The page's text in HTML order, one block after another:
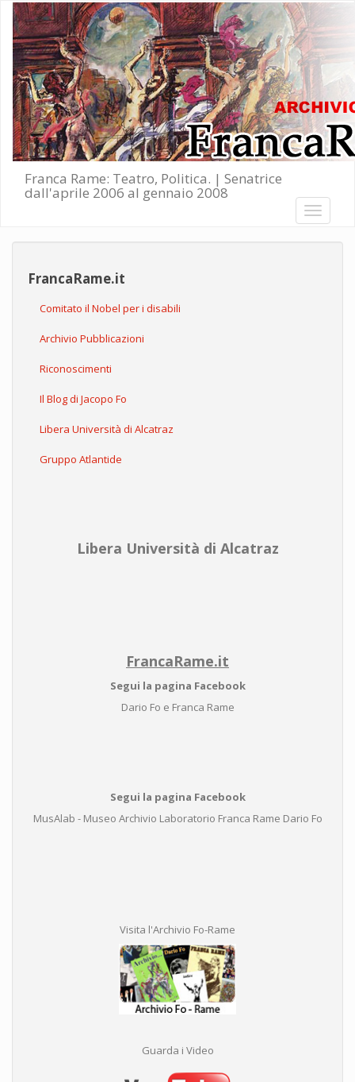
Salta al contenuto principale
Franca Rame: Teatro, Politica. | Senatrice
dall'aprile 2006 al gennaio 2008
Toggle
FrancaRame.it
Comitato il Nobel per i disabili
Archivio Pubblicazioni
Riconoscimenti
Il Blog di Jacopo Fo
Libera Università di Alcatraz
Gruppo Atlantide
Libera Università di Alcatraz
FrancaRame.it
Segui la pagina Facebook
Dario Fo e Franca Rame
Segui la pagina Facebook
MusAlab - Museo Archivio Laboratorio Franca Rame Dario Fo
Visita l'Archivio Fo-Rame
Guarda i Video